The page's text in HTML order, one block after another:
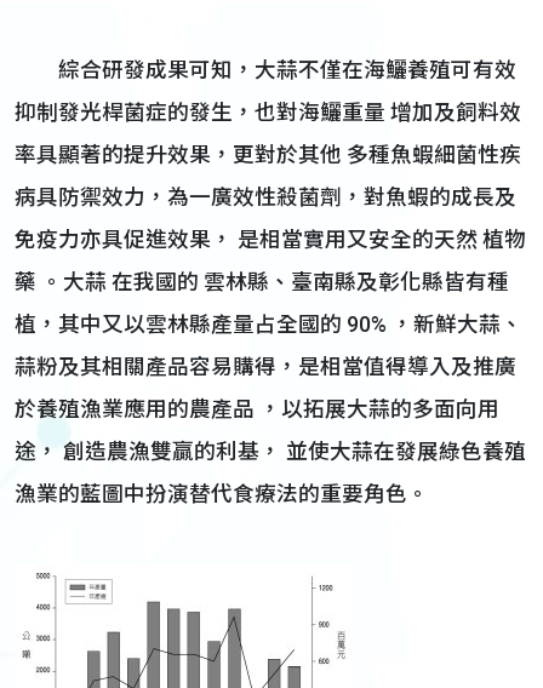
綜合研發成果可知，大蒜不僅在海鱺養殖可有效
抑制發光桿菌症的發生，也對海鱺重量 增加及飼料效
率具顯著的提升效果，更對於其他 多種魚蝦細菌性疾
病具防禦效力，為一廣效性殺菌劑，對魚蝦的成長及
免疫力亦具促進效果， 是相當實用又安全的天然 植物
藥 。大蒜 在我國的 雲林縣、臺南縣及彰化縣皆有種
植，其中又以雲林縣產量占全國的 90% ，新鮮大蒜、
蒜粉及其相關產品容易購得，是相當值得導入及推廣
於養殖漁業應用的農產品 ，以拓展大蒜的多面向用
途， 創造農漁雙贏的利基， 並使大蒜在發展綠色養殖
漁業的藍圖中扮演替代食療法的重要角色。